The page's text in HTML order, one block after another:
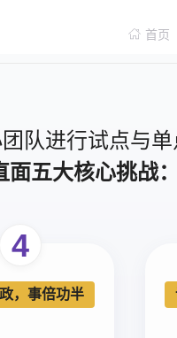
首页
队进行试点与单
五大核心挑战：
4
，事倍功半